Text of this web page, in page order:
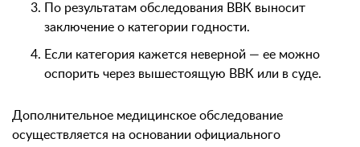
По результатам обследования ВВК выносит
заключение о категории годности.
Если категория кажется неверной — ее можно
оспорить через вышестоящую ВВК или в суде.
Дополнительное медицинское обследование
осуществляется на основании официального